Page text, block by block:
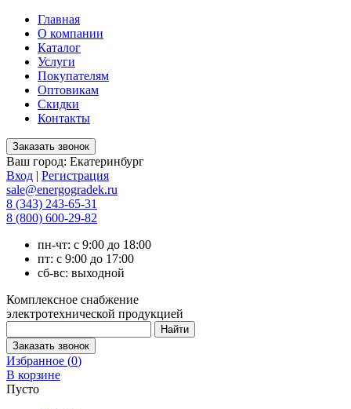
Главная
О компании
Каталог
Услуги
Покупателям
Оптовикам
Скидки
Контакты
Ваш город: Екатеринбург
Вход | Регистрация
sale@energogradek.ru
8 (343) 243-65-31
8 (800) 600-29-82
пн-чт: с 9:00 до 18:00
пт: с 9:00 до 17:00
сб-вс: выходной
Комплексное снабжение
электротехнической продукцией
Избранное (0)
В корзине
Пусто